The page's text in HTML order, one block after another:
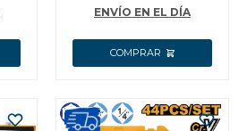
ENVÍO EN EL DÍA